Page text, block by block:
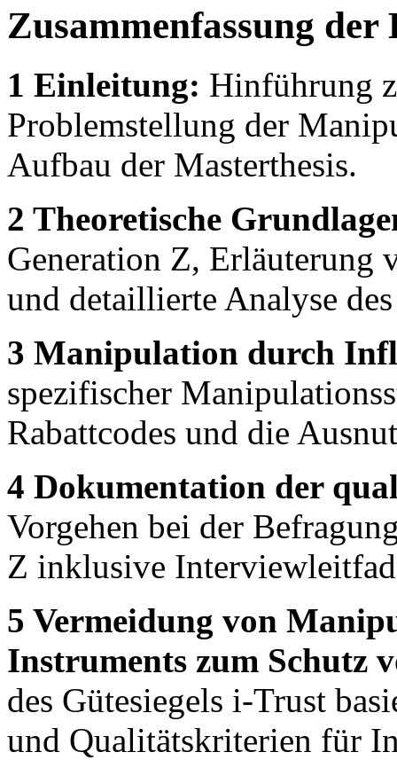
Zusammenfassung der
1 Einleitung: Hinführung
Problemstellung der
Aufbau der Masterthesis.
2 Theoretische
Generation Z, Erläuterung
und detaillierte Analyse
3 Manipulation durch
spezifischer
Rabattcodes und die
4 Dokumentation der
Vorgehen bei der
Z inklusive
5 Vermeidung von
Instruments zum Schutz
des Gütesiegels i-Trust
und Qualitätskriterien für